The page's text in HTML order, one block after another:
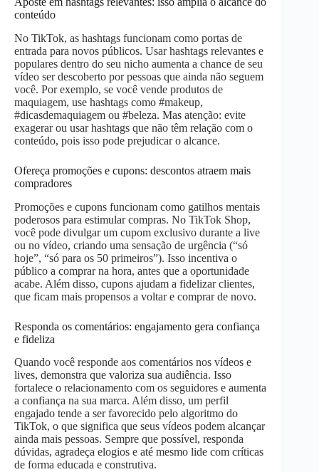
conteúdo
No TikTok, as hashtags funcionam como portas de
entrada para novos públicos. Usar hashtags relevantes e
populares dentro do seu nicho aumenta a chance de seu
vídeo ser descoberto por pessoas que ainda não seguem
você. Por exemplo, se você vende produtos de
maquiagem, use hashtags como #makeup,
#dicasdemaquiagem ou #beleza. Mas atenção: evite
exagerar ou usar hashtags que não têm relação com o
conteúdo, pois isso pode prejudicar o alcance.
Ofereça promoções e cupons: descontos atraem mais
compradores
Promoções e cupons funcionam como gatilhos mentais
poderosos para estimular compras. No TikTok Shop,
você pode divulgar um cupom exclusivo durante a live
ou no vídeo, criando uma sensação de urgência (“só
hoje”, “só para os 50 primeiros”). Isso incentiva o
público a comprar na hora, antes que a oportunidade
acabe. Além disso, cupons ajudam a fidelizar clientes,
que ficam mais propensos a voltar e comprar de novo.
Responda os comentários: engajamento gera confiança
e fideliza
Quando você responde aos comentários nos vídeos e
lives, demonstra que valoriza sua audiência. Isso
fortalece o relacionamento com os seguidores e aumenta
a confiança na sua marca. Além disso, um perfil
engajado tende a ser favorecido pelo algoritmo do
TikTok, o que significa que seus vídeos podem alcançar
ainda mais pessoas. Sempre que possível, responda
dúvidas, agradeça elogios e até mesmo lide com críticas
de forma educada e construtiva.